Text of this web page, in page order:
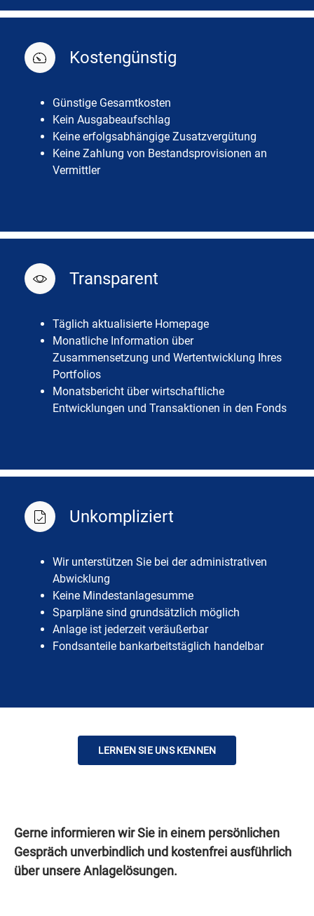
Kostengünstig
Günstige Gesamtkosten
Kein Ausgabeaufschlag
Keine erfolgsabhängige Zusatzvergütung
Keine Zahlung von Bestandsprovisionen an
Vermittler
Transparent
Täglich aktualisierte Homepage
Monatliche Information über
Zusammensetzung und Wertentwicklung Ihres
Portfolios
Monatsbericht über wirtschaftliche
Entwicklungen und Transaktionen in den Fonds
Unkompliziert
Wir unterstützen Sie bei der administrativen
Abwicklung
Keine Mindestanlagesumme
Sparpläne sind grundsätzlich möglich
Anlage ist jederzeit veräußerbar
Fondsanteile bankarbeitstäglich handelbar
LERNEN SIE UNS KENNEN
Gerne informieren wir Sie in einem persönlichen
Gespräch unverbindlich und kostenfrei ausführlich
über unsere Anlagelösungen.